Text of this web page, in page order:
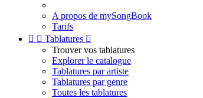
A propos de mySongBook
Tarifs
  Tablatures 
Trouver vos tablatures
Explorer le catalogue
Tablatures par artiste
Tablatures par genre
Toutes les tablatures